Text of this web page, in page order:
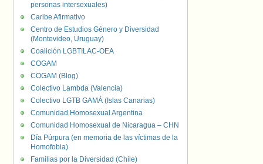
personas intersexuales)
Caribe Afirmativo
Centro de Estudios Género y Diversidad
(Montevideo, Uruguay)
Coalición LGBTILAC-OEA
COGAM
COGAM (Blog)
Colectivo Lambda (Valencia)
Colectivo LGTB GAMÁ (Islas Canarias)
Comunidad Homosexual Argentina
Comunidad Homosexual de Nicaragua – CHN
Día Púrpura (en memoria de las víctimas de la
Homofobia)
Familias por la Diversidad (Chile)